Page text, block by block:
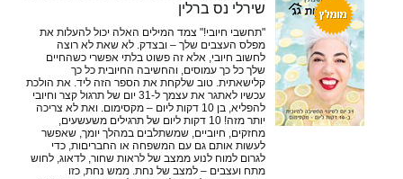
שירלי נס ברלין
"תחשבי חיובי!" צמד המילים האלה יכול להעלות את
מפלס העצבים שלך – ובצדק. לא שאת לא רוצה
לחשוב חיובי, אלא זה פשוט בלתי אפשרי כשהחיים
שלך כל כך עמוסים, והחשיבה החיובית כל כך
קלישאתית. טוב שלקחת את הספר הזה ליד. את הולכת
עכשיו לאתגר את עצמך ל-31 יום של תרגול קצר וחיובי
להפליא, בן 10 דקות ליום – מקסימום. ואת לא צריכה
יותר מזה! 10 דקות ליום של תרגילים משעשעים,
מחזקים, חיוביים, שמשתלבים במהלך יומך, שאפשר
לעשות אותם גם עם המשפחה או החבריםות, כדי
לגרום למוח לנוע ממצב של לראות שחור, לדאוג, לחוש
מתח ועצבים – למצב של נחת. ממש נחת, כזו